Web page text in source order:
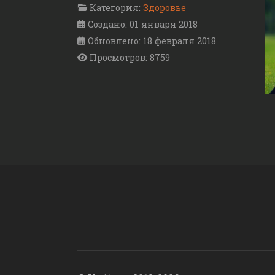
Категория: Здоровье
Создано: 01 января 2018
Обновлено: 18 февраля 2018
Просмотров: 8759